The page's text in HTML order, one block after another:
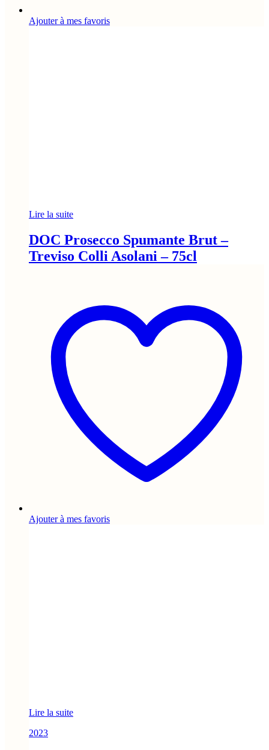
Ajouter à mes favoris
Lire la suite
DOC Prosecco Spumante Brut –
Treviso Colli Asolani – 75cl
Ajouter à mes favoris
Lire la suite
2023